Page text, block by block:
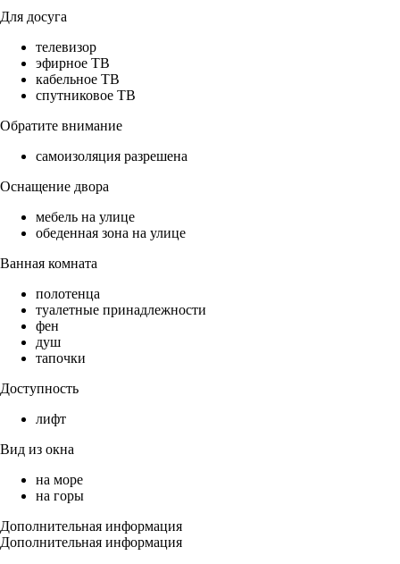
Для досуга
телевизор
эфирное ТВ
кабельное ТВ
спутниковое ТВ
Обратите внимание
самоизоляция разрешена
Оснащение двора
мебель на улице
обеденная зона на улице
Ванная комната
полотенца
туалетные принадлежности
фен
душ
тапочки
Доступность
лифт
Вид из окна
на море
на горы
Дополнительная информация
Дополнительная информация